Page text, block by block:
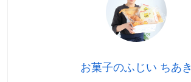
お菓子のふじい ちあき